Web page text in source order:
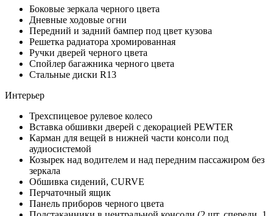
Боковые зеркала черного цвета
Дневные ходовые огни
Передний и задний бампер под цвет кузова
Решетка радиатора хромированная
Ручки дверей черного цвета
Спойлер багажника черного цвета
Стальные диски R13
Интерьер
Трехспицевое рулевое колесо
Вставка обшивки дверей с декорацией PEWTER
Карман для вещей в нижней части консоли под
аудиосистемой
Козырек над водителем и над передним пассажиром без
зеркала
Обшивка сидений, CURVE
Перчаточный ящик
Панель приборов черного цвета